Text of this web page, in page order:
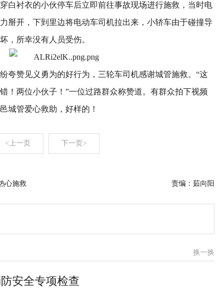
白衬衣的小伙停车后立即前往事故现场进行施救，当时电
掰开，下到里边将电动车司机拉出来，小轿车由于碰撞导
，所幸没有人员受伤。
夸赞见义勇为的好行为，三轮车司机感谢城管施救。“这
！两位小伙子！”一位过路群众称赞道。有群众拍下视频
城管爱心救助，好样的！
<上一页 下一页>
心施救 责编：茹向阳
换一换
安全专项检查